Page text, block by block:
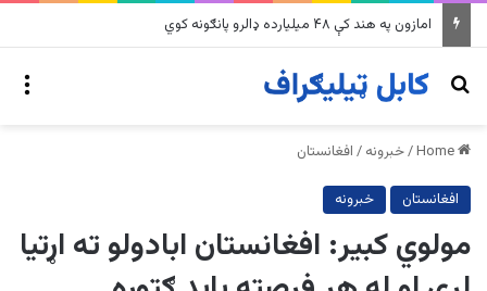
په وینزویلا کې زورورو زلزلو پراخ زیانونه اړولي
Search for
/خبرونه / افغانستان
افغانستان خبرونه
مولوي کبیر: افغانستان ابادولو ته اړتیا